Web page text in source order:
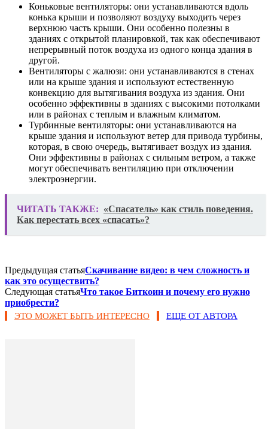
Коньковые вентиляторы: они устанавливаются вдоль
конька крыши и позволяют воздуху выходить через
верхнюю часть крыши. Они особенно полезны в
зданиях с открытой планировкой, так как обеспечивают
непрерывный поток воздуха из одного конца здания в
другой.
Вентиляторы с жалюзи: они устанавливаются в стенах
или на крыше здания и используют естественную
конвекцию для вытягивания воздуха из здания. Они
особенно эффективны в зданиях с высокими потолками
или в районах с теплым и влажным климатом.
Турбинные вентиляторы: они устанавливаются на
крыше здания и используют ветер для привода турбины,
которая, в свою очередь, вытягивает воздух из здания.
Они эффективны в районах с сильным ветром, а также
могут обеспечивать вентиляцию при отключении
электроэнергии.
ЧИТАТЬ ТАКЖЕ: «Спасатель» как стиль поведения.
Как перестать всех «спасать»?
Предыдущая статьяСкачивание видео: в чем сложность и
как это осуществить?
Следующая статьяЧто такое Биткоин и почему его нужно
приобрести?
ЭТО МОЖЕТ БЫТЬ ИНТЕРЕСНО ЕЩЕ ОТ АВТОРА